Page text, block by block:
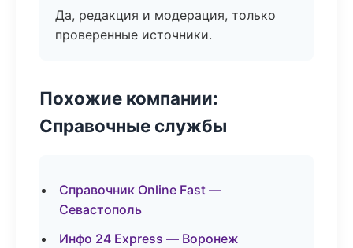
Да, редакция и модерация, только
проверенные источники.
Похожие компании:
Справочные службы
Справочник Online Fast —
Севастополь
Инфо 24 Express — Воронеж